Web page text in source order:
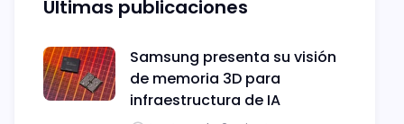
Últimas publicaciones
Samsung presenta su visión
de memoria 3D para
infraestructura de IA